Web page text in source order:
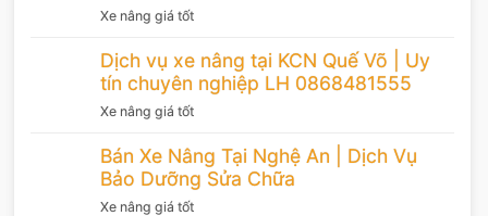
Xe nâng giá tốt
Dịch vụ xe nâng tại KCN Quế Võ | Uy
tín chuyên nghiệp LH 0868481555
Xe nâng giá tốt
Bán Xe Nâng Tại Nghệ An | Dịch Vụ
Bảo Dưỡng Sửa Chữa
Xe nâng giá tốt